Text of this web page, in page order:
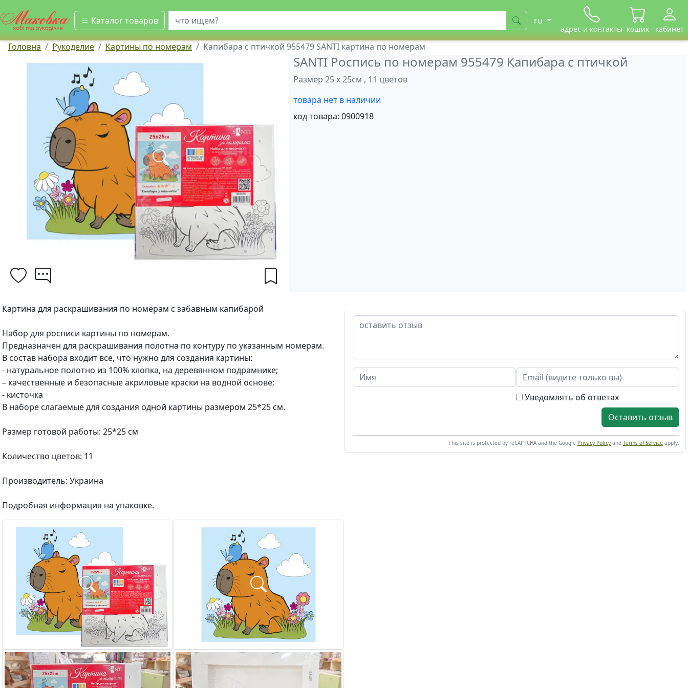
Каталог товаров
искать ru
адрес и контакты кошик кабинет
Головна Рукоделие Картины по номерам Капибара с птичкой 955479 SANTI картина по номерам
SANTI Роспись по номерам 955479 Капибара с птичкой
Размер 25 х 25см , 11 цветов
товара нет в наличии
код товара: 0900918
Картина для раскрашивания по номерам с забавным капибарой
Набор для росписи картины по номерам.
Предназначен для раскрашивания полотна по контуру по указанным номерам.
В состав набора входит все, что нужно для создания картины:
- натуральное полотно из 100% хлопка, на деревянном подрамнике;
– качественные и безопасные акриловые краски на водной основе;
- кисточка
В наборе слагаемые для создания одной картины размером 25*25 см.
Размер готовой работы: 25*25 см
Количество цветов: 11
Производитель: Украина
Подробная информация на упаковке.
Уведомлять об ответах
Оставить отзыв
This site is protected by reCAPTCHA and the Google Privacy Policy and Terms of Service apply.